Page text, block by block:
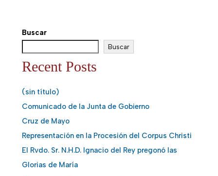
Buscar
Buscar
Recent Posts
(sin título)
Comunicado de la Junta de Gobierno
Cruz de Mayo
Representación en la Procesión del Corpus Christi
El Rvdo. Sr. N.H.D. Ignacio del Rey pregonó las
Glorias de María